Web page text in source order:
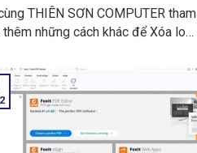
THIÊN SƠN COMPUTER tham
những cách khác để Xóa logo